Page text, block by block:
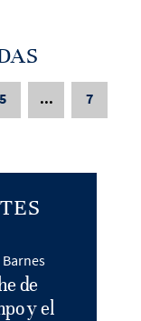
5 ... 7
de
y el